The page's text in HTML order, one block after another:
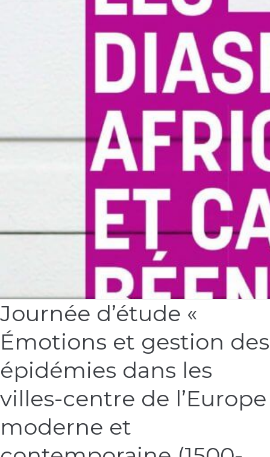
La journée d’étude vise à produire une réflexion pluridisciplinaire sur les
mobilités à partir des dynamiques africaines et caribéennes. Elle questionne
les formes, les profils, les trajectoires et les types migratoires au regard,
d’une part des dynamiques politiques contemporaines au Togo et de la
résistance des militants politiques de ce pays depuis l’exil et d’autre part, des
circulations mobilitaires entre le Nord et le Sud et les circulations langagières
au Cameroun ainsi que leur effet sur la littérature francophone. Y
communiqueront des doctorants, des post-doctorants, des chercheuses (de
Pléiade, du programme Pause du Collège de France et de l’Université Jean
Price-Mars d’Haïti) qui travaillent sur les diasporas africaines et caribéennes
et des membres de la société civile qui sont des témoins de ces
Est associée à cette journée, une exposition des œuvres
photographiques de Guillaume Coadou sur Haïti.
Programme
Journée d’étude «
Émotions et gestion des
épidémies dans les
villes-centre de l’Europe
moderne et
Journée
d’étude
«
Émotions
gestion
épidémies
les